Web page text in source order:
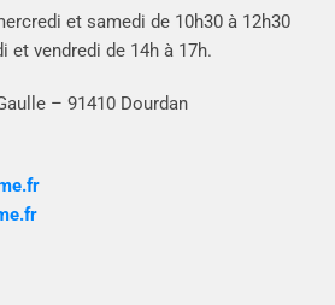
et samedi de 10h30 à 12h30
et vendredi de 14h à 17h.
– 91410 Dourdan